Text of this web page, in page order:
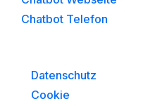
Chatbot Telefon
Datenschutz
Cookie